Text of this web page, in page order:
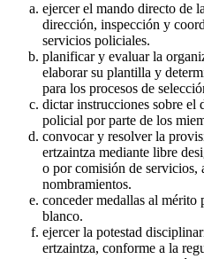
ejercer el mando directo de
dirección, inspección y
servicios policiales.
planificar y evaluar la
elaborar su plantilla y
para los procesos de
dictar instrucciones sobre el
policial por parte de los
convocar y resolver la
ertzaintza mediante libre
o por comisión de servicios,
nombramientos.
conceder medallas al
blanco.
ejercer la potestad
ertzaintza, conforme a la